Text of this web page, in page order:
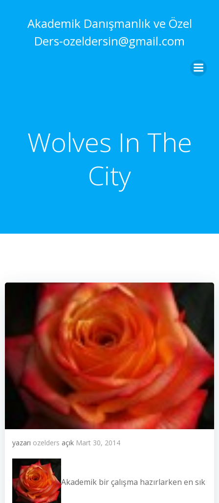
Akademik Danışmanlık ve Özel
Ders-ozeldersin@gmail.com
Wolves In The
City
yazarı ozelders açık Mart 30, 2014
Akademik bir çalışma hazırlarken en sık